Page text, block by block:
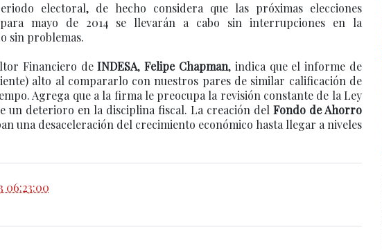
electoral, de hecho considera que las próximas elecciones
mayo de 2014 se llevarán a cabo sin interrupciones en la
sin problemas.
Financiero deINDESA,Felipe Chapman, indica que el informe de
alto al compararlo con nuestros pares de similar calificación de
Agrega que a la firma le preocupa la revisión constante de la Ley
un deterioro en la disciplina fiscal. La creación del Fondo de Ahorro
una desaceleración del crecimiento económico hasta llegar a niveles
06:23:00